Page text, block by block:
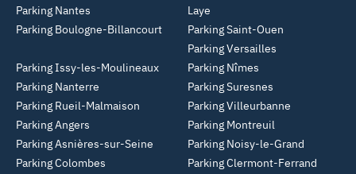
Parking Nantes
Parking Boulogne-Billancourt
Laye
Parking Saint-Ouen
Parking Versailles
Parking Issy-les-Moulineaux
Parking Nanterre
Parking Rueil-Malmaison
Parking Angers
Parking Asnières-sur-Seine
Parking Colombes
Parking Nîmes
Parking Suresnes
Parking Villeurbanne
Parking Montreuil
Parking Noisy-le-Grand
Parking Clermont-Ferrand